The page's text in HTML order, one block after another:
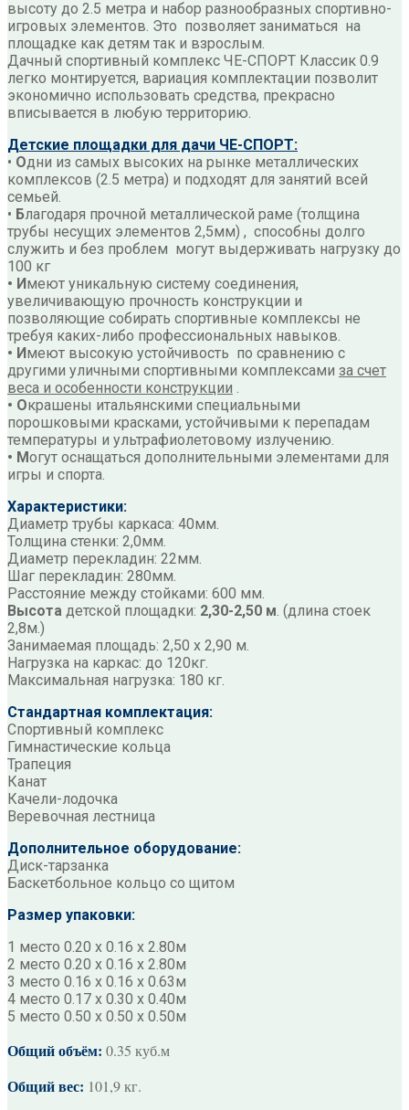
высоту до 2.5 метра и набор разнообразных спортивно-
игровых элементов. Это позволяет заниматься на
площадке как детям так и взрослым.
Дачный спортивный комплекс ЧЕ-СПОРТ Классик 0.9
легко монтируется, вариация комплектации позволит
экономично использовать средства, прекрасно
вписывается в любую территорию.
Детские площадки для дачи ЧЕ-СПОРТ:
• Одни из самых высоких на рынке металлических
комплексов (2.5 метра) и подходят для занятий всей
семьей.
• Благодаря прочной металлической раме (толщина
трубы несущих элементов 2,5мм) , способны долго
служить и без проблем могут выдерживать нагрузку до
100 кг
• И меют уникальную систему соединения,
увеличивающую прочность конструкции и
позволяющие собирать спортивные комплексы не
требуя каких-либо профессиональных навыков.
• И меют высокую устойчивость по сравнению с
другими уличными спортивными комплексами за счет
веса и особенности конструкции .
• Окрашены итальянскими специальными
порошковыми красками, устойчивыми к перепадам
температуры и ультрафиолетовому излучению.
• Могут оснащаться дополнительными элементами для
игры и спорта.
Характеристики:
Диаметр трубы каркаса: 40мм.
Толщина стенки: 2,0мм.
Диаметр перекладин: 22мм.
Шаг перекладин: 280мм.
Расстояние между стойками: 600 мм.
Высота детской площадки: 2,30-2,50 м. (длина стоек
2,8м.)
Занимаемая площадь: 2,50 х 2,90 м.
Нагрузка на каркас: до 120кг.
Максимальная нагрузка: 180 кг.
Стандартная комплектация:
Спортивный комплекс
Гимнастические кольца
Трапеция
Канат
Качели-лодочка
Веревочная лестница
Дополнительное оборудование:
Диск-тарзанка
Баскетбольное кольцо со щитом
Размер упаковки:
1 место 0.20 х 0.16 х 2.80м
2 место 0.20 х 0.16 х 2.80м
3 место 0.16 х 0.16 х 0.63м
4 место 0.17 х 0.30 х 0.40м
5 место 0.50 х 0.50 х 0.50м
Общий объём: 0.35 куб.м
Общий вес: 101,9 кг.